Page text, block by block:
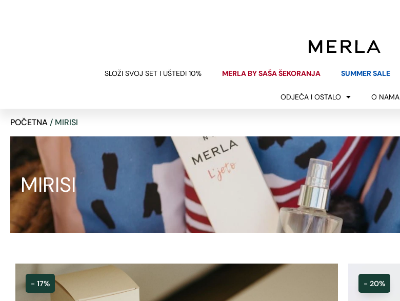
SLOŽI SVOJ SET I UŠTEDI 10% MERLA BY SAŠA ŠEKORANJA SUMMER SALE
ODJEĆA I OSTALO O NAMA
POČETNA / MIRISI
MIRISI
- 17% - 20%